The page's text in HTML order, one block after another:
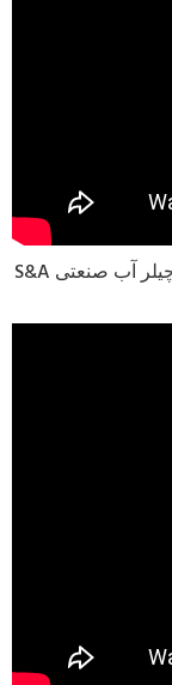
S&A چیلر آب صنعتی Teyu CW-6200 برای دستگاه برش لیزر فیبر